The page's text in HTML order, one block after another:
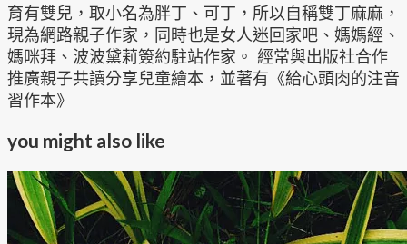
育有雙兒，取小名為胖丁、可丁，所以自稱雙丁麻麻，
現為網路親子作家，同時也是女人迷回家吧、媽媽經、
媽咪拜、波波黛莉簽約駐站作家。 經常與出版社合作
推廣親子共讀分享兒童繪本，並著有《給心頭肉的注音
習作本》
you might also like